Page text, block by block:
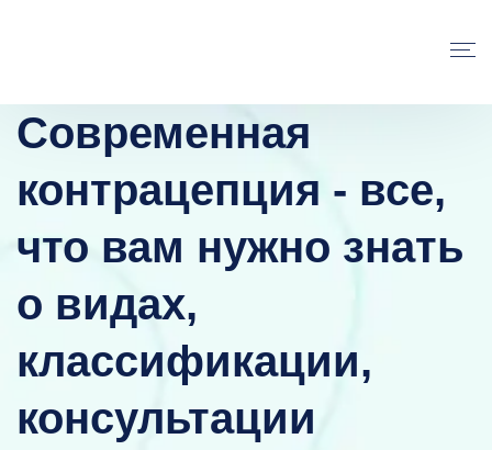
Современная
контрацепция - все,
что вам нужно знать
о видах,
классификации,
консультации